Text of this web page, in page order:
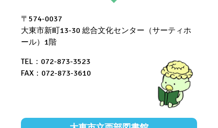
〒574-0037
大東市新町13-30 総合文化センター（サーティホ
ール）1階
TEL：072-873-3523
FAX：072-873-3610